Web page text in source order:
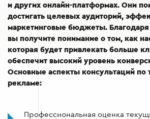
и других онлайн-платформах. Они
достигать целевых аудиторий,
маркетинговые бюджеты. Благодаря
вы получите понимание о том, как
которая будет привлекать больше
обеспечит высокий уровень
Основные аспекты консультаций по
рекламе:
Профессиональная оценка